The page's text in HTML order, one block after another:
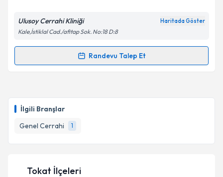
İlgili Branşlar
Genel Cerrahi
1
Ulusoy Cerrahi Kliniği Haritada Göster
Kale,İstiklal Cad./afitap Sok. No:18 D:8
Randevu Talep Et
Randevu Takvimi Talebi
takvim hazırlandığında e-posta ile bilgilendireceğiz.
E-posta Adresiniz
Tokat İlçeleri